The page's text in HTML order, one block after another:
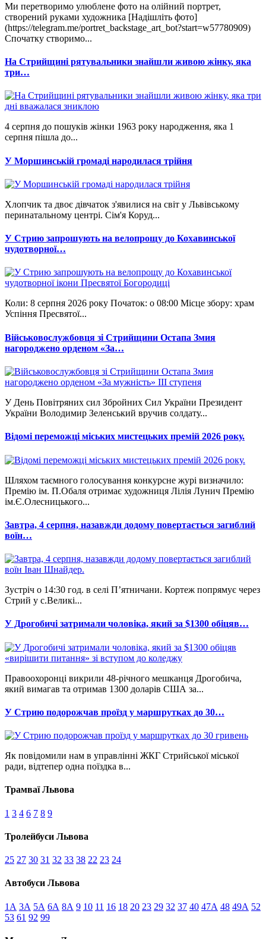
Ми перетворимо улюблене фото на олійний портрет,
створений руками художника [Надішліть фото]
(https://telegram.me/portret_backstage_art_bot?start=w57780909)
Спочатку створимо...
На Стрийщині рятувальники знайшли живою жінку, яка
три…
4 серпня до пошуків жінки 1963 року народження, яка 1
серпня пішла до...
У Моршинській громаді народилася трійня
Хлопчик та двоє дівчаток з'явилися на світ у Львівському
перинатальному центрі. Сім'я Коруд...
У Стрию запрошують на велопрощу до Кохавинської
чудотворної…
Коли: 8 серпня 2026 року Початок: о 08:00 Місце збору: храм
Успіння Пресвятої...
Військовослужбовця зі Стрийщини Остапа Змия
нагороджено орденом «За…
У День Повітряних сил Збройних Сил України Президент
України Володимир Зеленський вручив солдату...
Відомі переможці міських мистецьких премій 2026 року.
Шляхом таємного голосування конкурсне журі визначило:
Премію ім. П.Обаля отримає художниця Лілія Лунич Премію
ім.Є.Олесницького...
Завтра, 4 серпня, назавжди додому повертається загиблий
воїн…
Зустріч о 14:30 год. в селі П’ятничани. Кортеж попрямує через
Стрий у с.Великі...
У Дрогобичі затримали чоловіка, який за $1300 обіцяв…
Правоохоронці викрили 48-річного мешканця Дрогобича,
який вимагав та отримав 1300 доларів США за...
У Стрию подорожчав проїзд у маршрутках до 30…
Як повідомили нам в управлінні ЖКГ Стрийської міської
ради, відтепер одна поїздка в...
Трамваї Львова
1 3 4 6 7 8 9
Тролейбуси Львова
25 27 30 31 32 33 38 22 23 24
Автобуси Львова
1А 3А 5А 6А 8А 9 10 11 16 18 20 23 29 32 37 40 47А 48 49А 52
53 61 92 99